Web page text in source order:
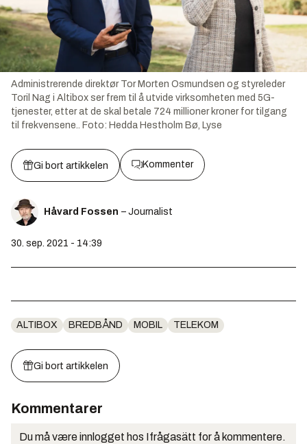
Administrerende direktør Tor Morten Osmundsen og styreleder
Toril Nag i Altibox ser frem til å utvide virksomheten med 5G-
tjenester, etter at de skal betale 724 millioner kroner for tilgang
til frekvensene.. Foto: Hedda Hestholm Bø, Lyse
Gi bort artikkelen Kommenter
Håvard Fossen – Journalist
30. sep. 2021 - 14:39
ALTIBOX BREDBÅND MOBIL TELEKOM
Gi bort artikkelen
Kommentarer
Du må være innlogget hos Ifrågasätt for å kommentere.